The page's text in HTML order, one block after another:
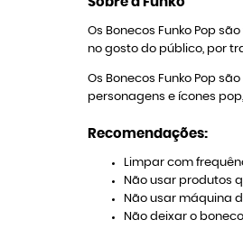
Os Bonecos Funko Pop
no gosto do público, por
Os Bonecos Funko Pop
personagens e ícones
Recomendações:
Limpar com
Não usar produtos
Não usar máquina
Não deixar o boneco